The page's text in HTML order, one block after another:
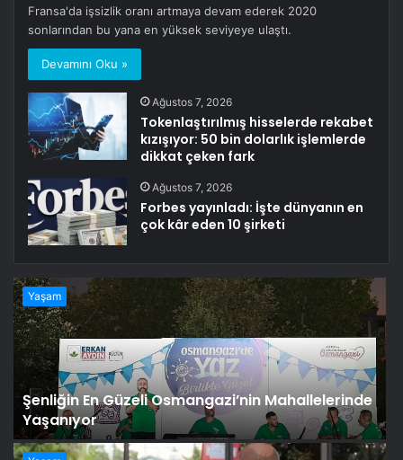
Fransa'da işsizlik oranı artmaya devam ederek 2020
sonlarından bu yana en yüksek seviyeye ulaştı.
Devamını Oku »
Ağustos 7, 2026
Tokenlaştırılmış hisselerde rekabet
kızışıyor: 50 bin dolarlık işlemlerde
dikkat çeken fark
Ağustos 7, 2026
Forbes yayınladı: İşte dünyanın en
çok kâr eden 10 şirketi
Yaşam
Şenliğin En Güzeli Osmangazi’nin Mahallelerinde
Yaşanıyor